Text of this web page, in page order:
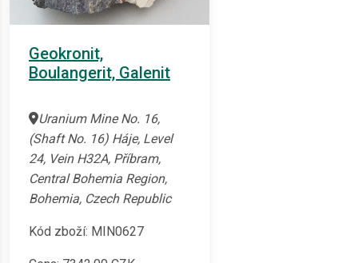
Geokronit,
Boulangerit, Galenit
Uranium Mine No. 16,
(Shaft No. 16) Háje, Level
24, Vein H32A, Příbram,
Central Bohemia Region,
Bohemia, Czech Republic
Kód zboží: MIN0627